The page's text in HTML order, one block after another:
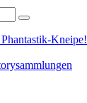
Kneipe!